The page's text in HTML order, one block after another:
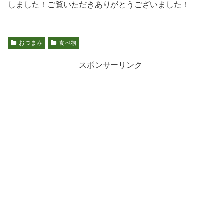
しました！ご覧いただきありがとうございました！
おつまみ 食べ物
スポンサーリンク